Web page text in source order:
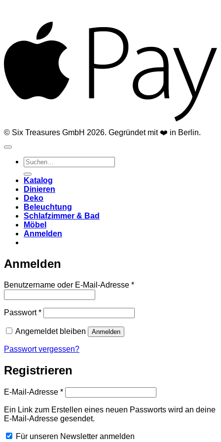
© Six Treasures GmbH 2026. Gegründet mit ❤️ in Berlin.
Suchen
nach:
Katalog
Dinieren
Deko
Beleuchtung
Schlafzimmer & Bad
Möbel
Anmelden
Anmelden
Benutzername oder E-Mail-Adresse *Erforderlich
Passwort*Erforderlich
Angemeldet bleiben Anmelden
Passwort vergessen?
Registrieren
E-Mail-Adresse *Erforderlich
Ein Link zum Erstellen eines neuen Passworts wird an deine
E-Mail-Adresse gesendet.
Für unseren Newsletter anmelden